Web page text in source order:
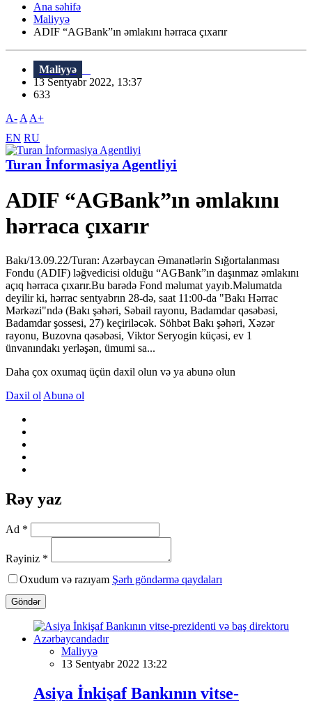
Ana səhifə
Maliyyə
ADIF “AGBank”ın əmlakını hərraca çıxarır
Maliyyə
13 Sentyabr 2022, 13:37
633
A- A A+
EN RU
Turan İnformasiya Agentliyi
ADIF “AGBank”ın əmlakını
hərraca çıxarır
Bakı/13.09.22/Turan: Azərbaycan Əmanətlərin Sığortalanması
Fondu (ADIF) ləğvedicisi olduğu “AGBank”ın daşınmaz əmlakını
açıq hərraca çıxarır.Bu barədə Fond məlumat yayıb.Məlumatda
deyilir ki, hərrac sentyabrın 28-də, saat 11:00-da "Bakı Hərrac
Mərkəzi"ndə (Bakı şəhəri, Səbail rayonu, Badamdar qəsəbəsi,
Badamdar şossesi, 27) keçiriləcək. Söhbət Bakı şəhəri, Xəzər
rayonu, Buzovna qəsəbəsi, Viktor Seryogin küçəsi, ev 1
ünvanındakı yerləşən, ümumi sa...
Daha çox oxumaq üçün daxil olun və ya abunə olun
Daxil ol Abunə ol
Rəy yaz
Ad *
Rəyiniz *
Oxudum və razıyam Şərh göndərmə qaydaları
Göndər
Maliyyə
13 Sentyabr 2022 13:22
Asiya İnkişaf Bankının vitse-